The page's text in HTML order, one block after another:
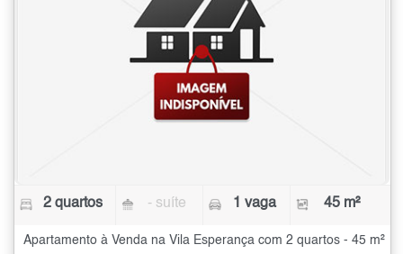
2 quartos - suíte 1 vaga 45 m²
Apartamento à Venda na Vila Esperança com 2 quartos - 45 m²